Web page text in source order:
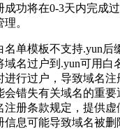
成功将在0-3天内完成
。
名单模板不支持.yun后
域名过户到.yun可用白
进行过户，导致域名注
会错失有关域名的重
注册条款规定，提供虚
信息可能导致域名被